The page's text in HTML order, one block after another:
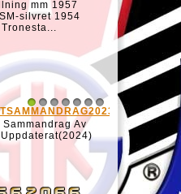
1957
1954
1 2 3 4 5 6 7
Av
MATCH TID
Visste DU!Att ha
matchtiden så här
begynnelse var
lätt.Kanske ingen
Read more